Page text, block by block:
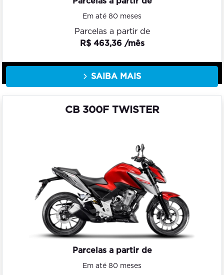
Em até 80 meses
Parcelas a partir de
R$ 463,36 /mês
SAIBA MAIS
CB 300F TWISTER
Parcelas a partir de
Em até 80 meses